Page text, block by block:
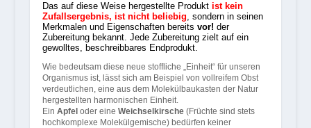
Das auf diese Weise hergestellte Produkt ist kein
Zufallsergebnis, ist nicht beliebig, sondern in seinen
Merkmalen und Eigenschaften bereits vor! der
Zubereitung bekannt. Jede Zubereitung zielt auf ein
gewolltes, beschreibbares Endprodukt.
Wie bedeutsam diese neue stoffliche „Einheit“ für unseren
Organismus ist, lässt sich am Beispiel von vollreifem Obst
verdeutlichen, eine aus dem Molekülbaukasten der Natur
hergestellten harmonischen Einheit.
Ein Apfel oder eine Weichselkirsche (Früchte sind stets
hochkomplexe Molekülgemische) bedürfen keiner